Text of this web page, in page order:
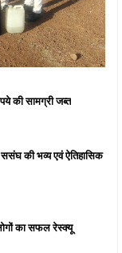
की सामग्री जब्त
की भव्य एवं ऐतिहासिक
का सफल रेस्क्यू